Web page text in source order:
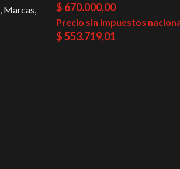
, Marcas,
$ 670.000,00
Precio sin impuestos
$553.719,01